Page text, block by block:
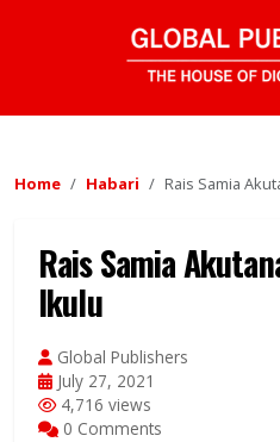
Home Habari Rais Samia
Rais Samia
Ikulu
Global Publishers
July 27, 2021
4,716 views
0 Comments